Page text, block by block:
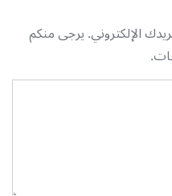
الإلكتروني. يرجى منكم